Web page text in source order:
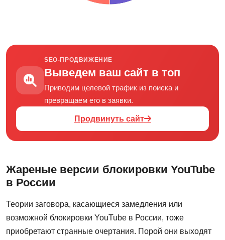
SEO-ПРОДВИЖЕНИЕ
Выведем ваш сайт в топ
Приводим целевой трафик из поиска и
превращаем его в заявки.
Продвинуть сайт
Жареные версии блокировки YouTube
в России
Теории заговора, касающиеся замедления или
возможной блокировки YouTube в России, тоже
приобретают странные очертания. Порой они выходят